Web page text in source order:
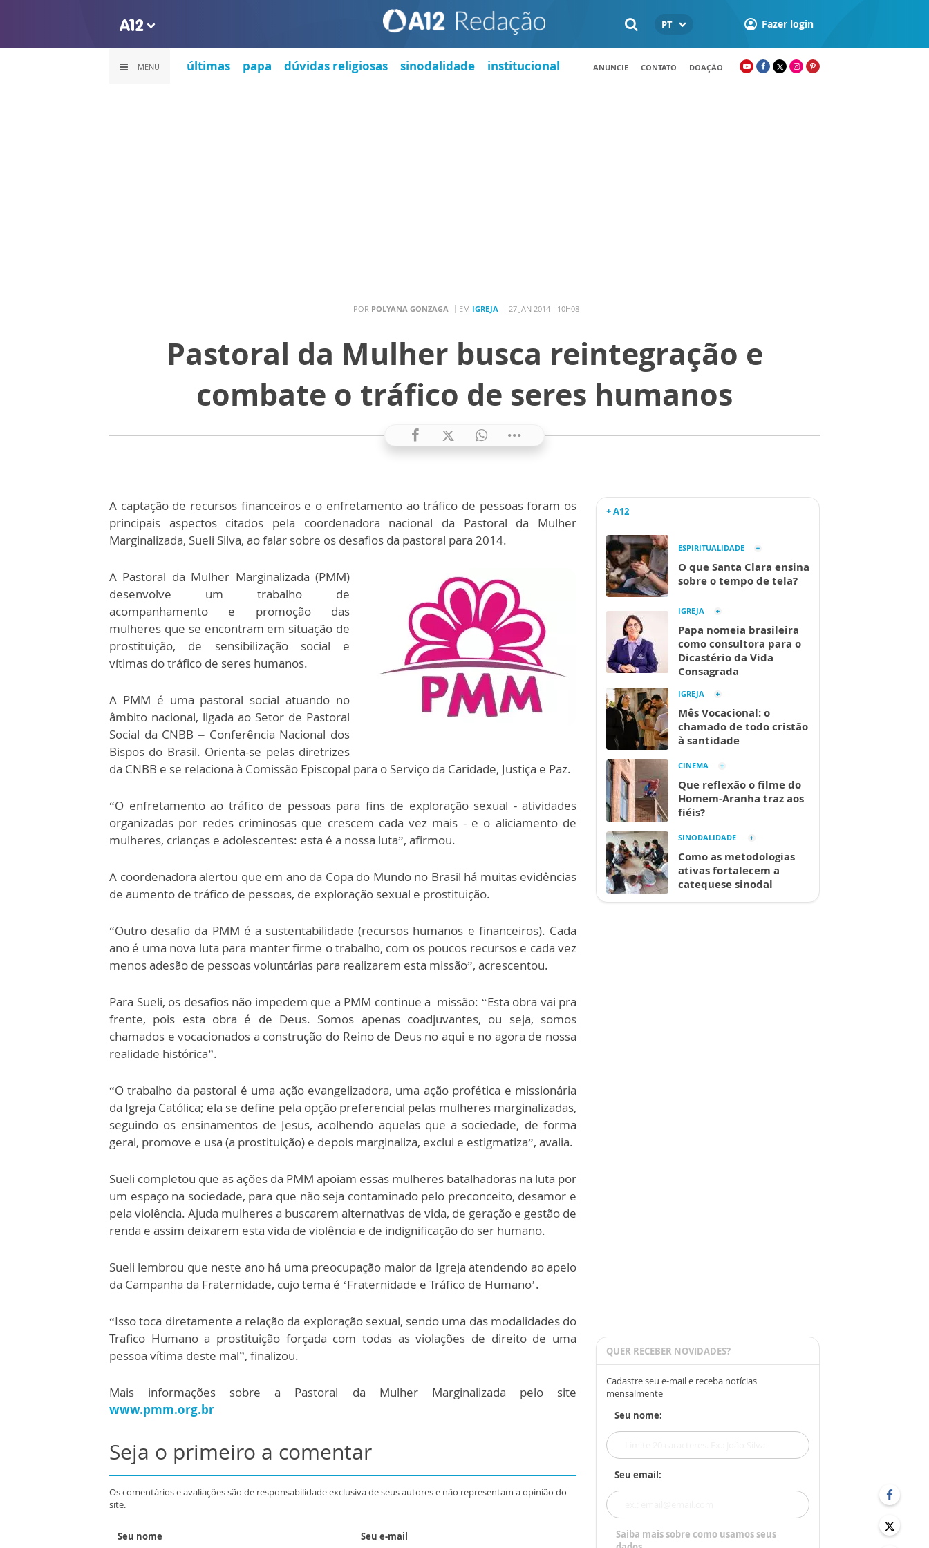
PT Fazer login
MENU últimas papa dúvidas religiosas sinodalidade institucional ANUNCIE CONTATO DOAÇÃO
POR POLYANA GONZAGA EM IGREJA 27 JAN 2014 - 10H08
Pastoral da Mulher busca reintegração e
combate o tráfico de seres humanos
A captação de recursos financeiros e o enfretamento ao tráfico de pessoas foram os
principais aspectos citados pela coordenadora nacional da Pastoral da Mulher
Marginalizada, Sueli Silva, ao falar sobre os desafios da pastoral para 2014.
A Pastoral da Mulher Marginalizada (PMM)
desenvolve um trabalho de
acompanhamento e promoção das
mulheres que se encontram em situação de
prostituição, de sensibilização social e
vítimas do tráfico de seres humanos.
A PMM é uma pastoral social atuando no
âmbito nacional, ligada ao Setor de Pastoral
Social da CNBB – Conferência Nacional dos
Bispos do Brasil. Orienta-se pelas diretrizes
da CNBB e se relaciona à Comissão Episcopal para o Serviço da Caridade, Justiça e Paz.
“O enfretamento ao tráfico de pessoas para fins de exploração sexual - atividades
organizadas por redes criminosas que crescem cada vez mais - e o aliciamento de
mulheres, crianças e adolescentes: esta é a nossa luta”, afirmou.
A coordenadora alertou que em ano da Copa do Mundo no Brasil há muitas evidências
de aumento de tráfico de pessoas, de exploração sexual e prostituição.
“Outro desafio da PMM é a sustentabilidade (recursos humanos e financeiros). Cada
ano é uma nova luta para manter firme o trabalho, com os poucos recursos e cada vez
menos adesão de pessoas voluntárias para realizarem esta missão”, acrescentou.
Para Sueli, os desafios não impedem que a PMM continue a missão: “Esta obra vai pra
frente, pois esta obra é de Deus. Somos apenas coadjuvantes, ou seja, somos
chamados e vocacionados a construção do Reino de Deus no aqui e no agora de nossa
realidade histórica”.
“O trabalho da pastoral é uma ação evangelizadora, uma ação profética e missionária
da Igreja Católica; ela se define pela opção preferencial pelas mulheres marginalizadas,
seguindo os ensinamentos de Jesus, acolhendo aquelas que a sociedade, de forma
geral, promove e usa (a prostituição) e depois marginaliza, exclui e estigmatiza”, avalia.
Sueli completou que as ações da PMM apoiam essas mulheres batalhadoras na luta por
um espaço na sociedade, para que não seja contaminado pelo preconceito, desamor e
pela violência. Ajuda mulheres a buscarem alternativas de vida, de geração e gestão de
renda e assim deixarem esta vida de violência e de indignificação do ser humano.
Sueli lembrou que neste ano há uma preocupação maior da Igreja atendendo ao apelo
da Campanha da Fraternidade, cujo tema é ‘Fraternidade e Tráfico de Humano’.
“Isso toca diretamente a relação da exploração sexual, sendo uma das modalidades do
Trafico Humano a prostituição forçada com todas as violações de direito de uma
pessoa vítima deste mal”, finalizou.
Mais informações sobre a Pastoral da Mulher Marginalizada pelo site
www.pmm.org.br
Seja o primeiro a comentar
Os comentários e avaliações são de responsabilidade exclusiva de seus autores e não representam a opinião do
site.
Seu nome Seu e-mail
+ A12
ESPIRITUALIDADE
O que Santa Clara ensina
sobre o tempo de tela?
IGREJA
Papa nomeia brasileira
como consultora para o
Dicastério da Vida
Consagrada
IGREJA
Mês Vocacional: o
chamado de todo cristão
à santidade
CINEMA
Que reflexão o filme do
Homem-Aranha traz aos
fiéis?
SINODALIDADE
Como as metodologias
ativas fortalecem a
catequese sinodal
QUER RECEBER NOVIDADES?
Cadastre seu e-mail e receba notícias
mensalmente
Seu nome:
Seu email:
Saiba mais sobre como usamos seus